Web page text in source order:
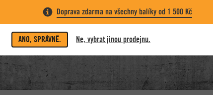
Doprava zdarma na všechny balíky od 1 500 Kč
ANO, SPRÁVNĚ. Ne, vybrat jinou prodejnu.